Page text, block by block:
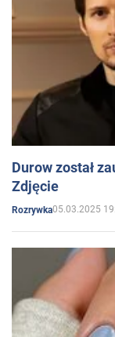
Durow został
Zdjęcie
Rozrywka05.03.2025